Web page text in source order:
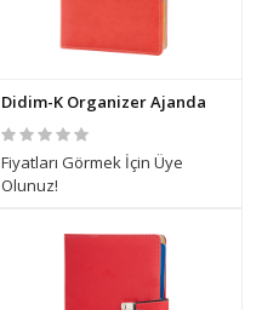
Didim-K Organizer Ajanda
Fiyatları Görmek İçin Üye
Olunuz!